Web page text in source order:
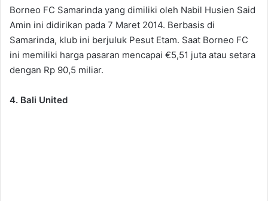
Borneo FC Samarinda yang dimiliki oleh Nabil Husien Said
Amin ini didirikan pada 7 Maret 2014. Berbasis di
Samarinda, klub ini berjuluk Pesut Etam. Saat Borneo FC
ini memiliki harga pasaran mencapai €5,51 juta atau setara
dengan Rp 90,5 miliar.
4. Bali United